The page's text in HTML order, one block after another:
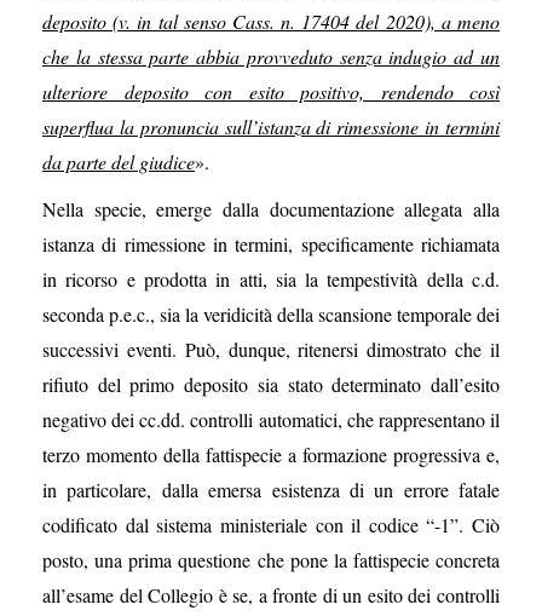
deposito (v. in tal senso Cass. n. 17404 del 2020), a meno
che la stessa parte abbia provveduto senza indugio ad un
ulteriore deposito con esito positivo, rendendo così
superflua la pronuncia sull’istanza di rimessione in termini
da parte del giudice».
Nella specie, emerge dalla documentazione allegata alla
istanza di rimessione in termini, specificamente richiamata
in ricorso e prodotta in atti, sia la tempestività della c.d.
seconda p.e.c., sia la veridicità della scansione temporale dei
successivi eventi. Può, dunque, ritenersi dimostrato che il
rifiuto del primo deposito sia stato determinato dall’esito
negativo dei cc.dd. controlli automatici, che rappresentano il
terzo momento della fattispecie a formazione progressiva e,
in particolare, dalla emersa esistenza di un errore fatale
codificato dal sistema ministeriale con il codice “-1”. Ciò
posto, una prima questione che pone la fattispecie concreta
all’esame del Collegio è se, a fronte di un esito dei controlli